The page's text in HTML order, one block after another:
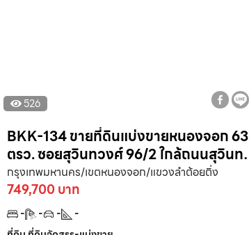
526
BKK-134 ขายที่ดินแบ่งขายหนองจอก 63
ตรว. ซอยสุวินทวงศ์ 96/2 ใกล้ถนนสุวินท
วงศ์ 304 – 500 เมตร เจียระดับ
กรุงเทพมหานคร/เขตหนองจอก/แขวงลำต้อยติ่ง
749,700 บาท
- - -
-